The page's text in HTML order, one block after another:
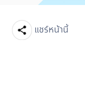
แชร์หน้านี้
Facebook
Line